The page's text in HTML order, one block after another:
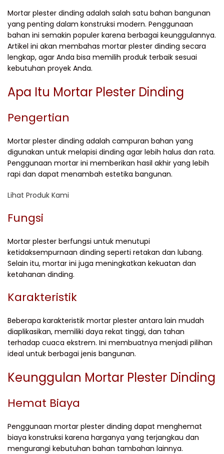
Mortar plester dinding adalah salah satu bahan bangunan
yang penting dalam konstruksi modern. Penggunaan
bahan ini semakin populer karena berbagai keunggulannya.
Artikel ini akan membahas mortar plester dinding secara
lengkap, agar Anda bisa memilih produk terbaik sesuai
kebutuhan proyek Anda.
Apa Itu Mortar Plester Dinding
Pengertian
Mortar plester dinding adalah campuran bahan yang
digunakan untuk melapisi dinding agar lebih halus dan rata.
Penggunaan mortar ini memberikan hasil akhir yang lebih
rapi dan dapat menambah estetika bangunan.
Lihat Produk Kami
Fungsi
Mortar plester berfungsi untuk menutupi
ketidaksempurnaan dinding seperti retakan dan lubang.
Selain itu, mortar ini juga meningkatkan kekuatan dan
ketahanan dinding.
Karakteristik
Beberapa karakteristik mortar plester antara lain mudah
diaplikasikan, memiliki daya rekat tinggi, dan tahan
terhadap cuaca ekstrem. Ini membuatnya menjadi pilihan
ideal untuk berbagai jenis bangunan.
Keunggulan Mortar Plester Dinding
Hemat Biaya
Penggunaan mortar plester dinding dapat menghemat
biaya konstruksi karena harganya yang terjangkau dan
mengurangi kebutuhan bahan tambahan lainnya.